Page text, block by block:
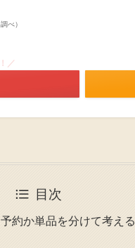
べ）
／
目次
約か単品を分けて考える